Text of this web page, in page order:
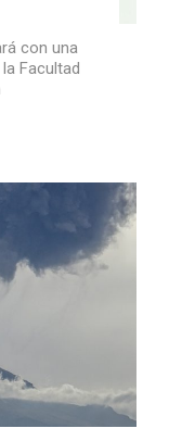
con una
Facultad